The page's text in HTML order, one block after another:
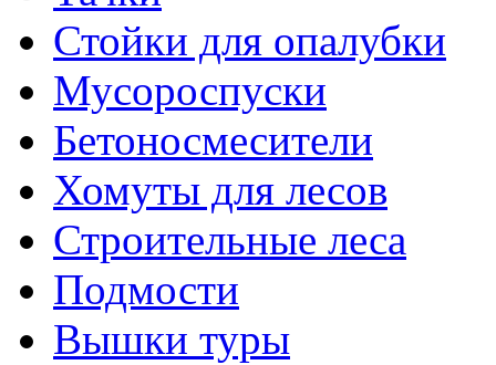
Стойки для опалубки
Мусороспуски
Бетоносмесители
Хомуты для лесов
Строительные леса
Подмости
Вышки туры